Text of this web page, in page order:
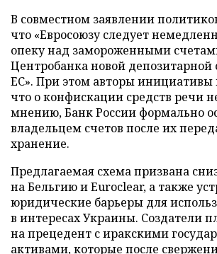
В совместном заявлении
что «Евросоюзу следует
опеку над замороженными
Центробанка новой депозитарной
ЕС». При этом авторы
что о конфискации средств речи
мнению, Банк России формально
владельцем счетов после их
хранение.
Предлагаемая схема призвана
на Бельгию и Euroclear, а также
юридические барьеры для
в интересах Украины. Создатели
на прецедент с иракскими
активами, которые после